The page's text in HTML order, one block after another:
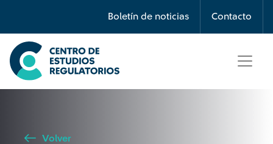
Boletín de noticias Contacto
Búsqueda
Seleccione país
Volver